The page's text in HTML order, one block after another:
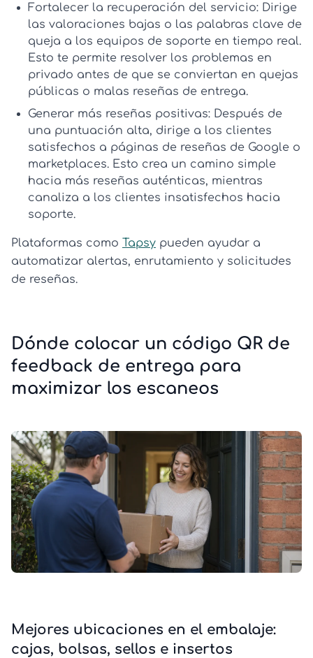
Fortalecer la recuperación del servicio: Dirige
las valoraciones bajas o las palabras clave de
queja a los equipos de soporte en tiempo real.
Esto te permite resolver los problemas en
privado antes de que se conviertan en quejas
públicas o malas reseñas de entrega.
Generar más reseñas positivas: Después de
una puntuación alta, dirige a los clientes
satisfechos a páginas de reseñas de Google o
marketplaces. Esto crea un camino simple
hacia más reseñas auténticas, mientras
canaliza a los clientes insatisfechos hacia
soporte.
Plataformas como Tapsy pueden ayudar a
automatizar alertas, enrutamiento y solicitudes
de reseñas.
Dónde colocar un código QR de
feedback de entrega para
maximizar los escaneos
Mejores ubicaciones en el embalaje:
cajas, bolsas, sellos e insertos